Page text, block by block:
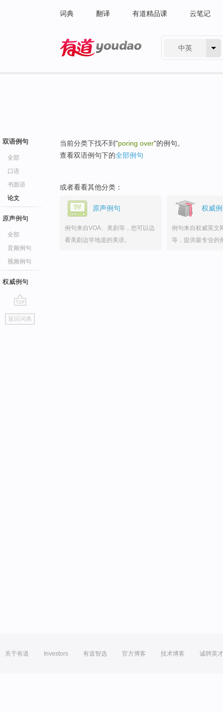
词典 翻译 有道精品课 云笔记
中英
双语例句
全部
口语
书面语
论文
原声例句
全部
音频例句
视频例句
权威例句
go
top
返回词典
当前分类下找不到"poring over"的例句。
查看双语例句下的全部例句
或者看看其他分类：
原声例句
例句来自VOA、美剧等，您可以边
看美剧边学地道的美语。
权威
例句来自权威英文
等，提供最专业的
关于有道 Investors 有道智选 官方博客 技术博客 诚聘英才